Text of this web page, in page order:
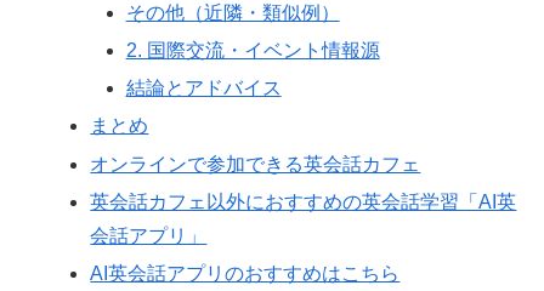
その他（近隣・類似例）
2. 国際交流・イベント情報源
結論とアドバイス
まとめ
オンラインで参加できる英会話カフェ
英会話カフェ以外におすすめの英会話学習「AI英
会話アプリ」
AI英会話アプリのおすすめはこちら